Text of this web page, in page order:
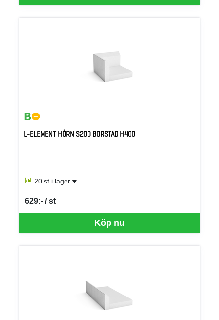
L-ELEMENT HÖRN S200 BORSTAD H400
20 st i lager
Köp nu
629:- / st
SEK per ST